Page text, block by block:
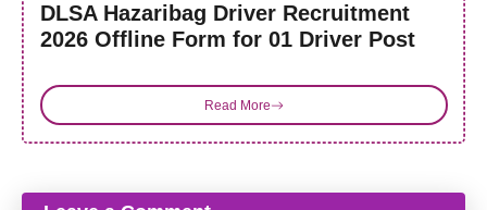
DLSA Hazaribag Driver Recruitment
2026 Offline Form for 01 Driver Post
Read More